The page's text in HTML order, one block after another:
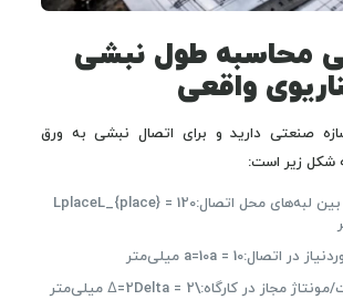
محاسبه طول نبشی
واقعی
صنعتی دارید و برای اتصال نبشی به ورق
شکل زیر است:
لبه‌های محل اتصال:L_{place} = 120
Lplace​
در اتصال:a = 10a=10 میلی‌متر
مجاز در کارگاه:\Delta = 2
Δ=2 میلی‌متر